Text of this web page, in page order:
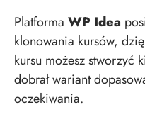
Platforma WP Idea
klonowania kursów,
kursu możesz stworzyć
dobrał wariant
oczekiwania.